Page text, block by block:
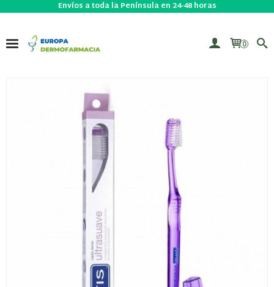
Envíos a toda la Península en 24-48 horas
0